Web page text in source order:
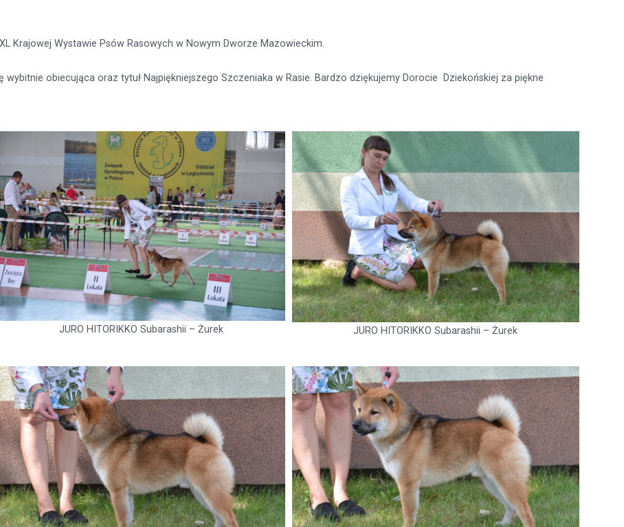
Krajowej Wystawie Psów Rasowych w Nowym Dworze Mazowieckim.
wybitnie obiecująca oraz tytuł Najpiękniejszego Szczeniaka w Rasie. Bardzo dziękujemy Dorocie Dziekońskiej za piękne
JURO HITORIKKO Subarashii – Żurek JURO HITORIKKO Subarashii – Żurek